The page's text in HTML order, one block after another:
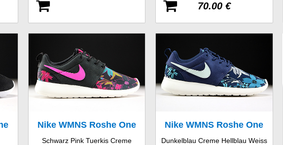
70.00 €
Nike WMNS Roshe One
Schwarz Pink Tuerkis Creme
Nike WMNS Roshe One
Dunkelblau Creme Hellblau Weiss